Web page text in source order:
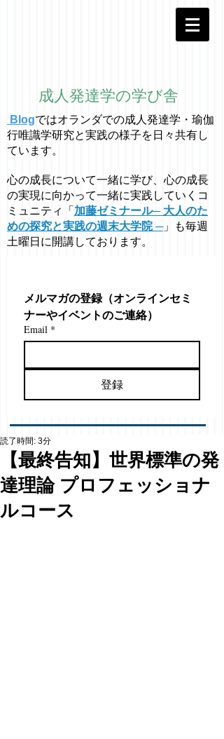
成人発達学の学び舎
Blogではオラ ンダでの成人発達学・ 瑜伽
行唯識学研究と実践の様子を日々共有し
ています。
心の成長について一緒に学び、心の成長
の実現に向かって一緒に実践していくコ
ミュニティ「 加藤ゼミナール─ 大人のた
めの探究と実践の週末大学院 ─」も毎週
土曜日に開講しております。
メルマガの登録（オンラインセミ
ナーやイベントのご連絡）
Email *
登録
【最終告知】世界標準の発
達理論 プロフェッショナ
ルコース
読了時間: 3分